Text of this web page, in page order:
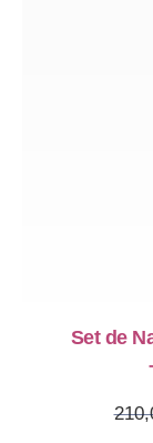
Set de